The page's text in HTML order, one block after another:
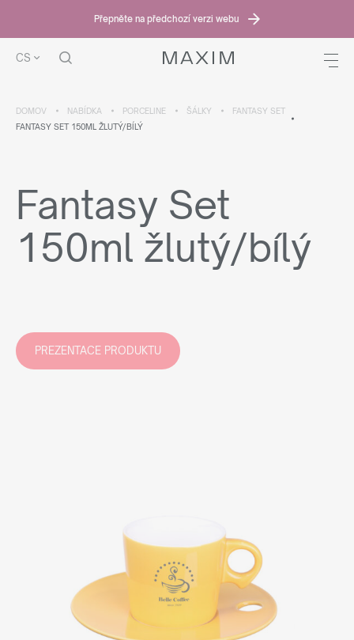
Přepněte na předchozí verzi webu
CS
DOMOV NABÍDKA PORCELINE ŠÁLKY
FANTASY SET
FANTASY SET 150ML ŽLUTÝ/BÍLÝ
Fantasy Set
150ml žlutý/bílý
PREZENTACE PRODUKTU